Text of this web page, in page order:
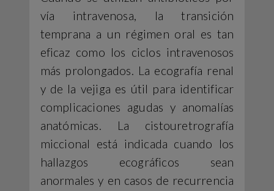
vía intravenosa, la transición
temprana a un régimen oral es tan
eficaz como los ciclos intravenosos
más prolongados. La ecografía renal
y de la vejiga es útil para identificar
complicaciones agudas y anomalías
anatómicas. La cistouretrografía
miccional está indicada cuando los
hallazgos ecográficos sean
anormales y en casos de recurrencia